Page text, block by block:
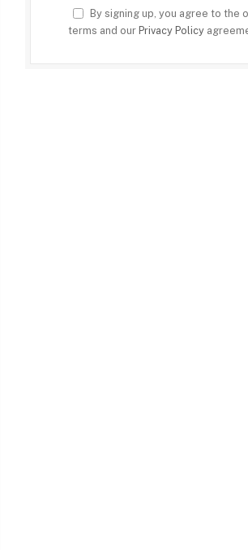
By signing up, you agree to the
terms and our Privacy Policy